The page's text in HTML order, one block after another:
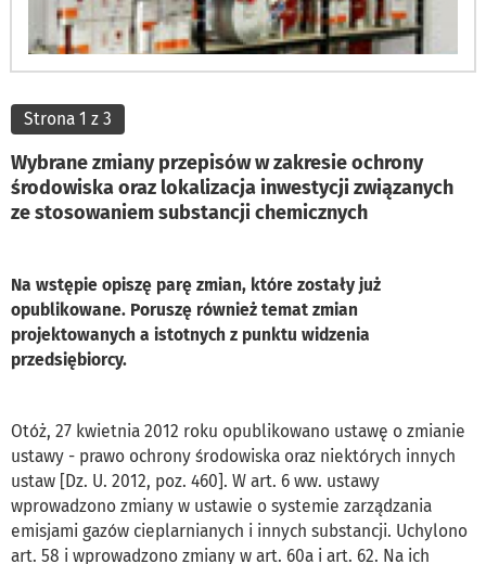
Strona 1 z 3
Wybrane zmiany przepisów w zakresie ochrony
środowiska oraz lokalizacja inwestycji związanych
ze stosowaniem substancji chemicznych
Na wstępie opiszę parę zmian, które zostały już
opublikowane. Poruszę również temat zmian
projektowanych a istotnych z punktu widzenia
przedsiębiorcy.
Otóż, 27 kwietnia 2012 roku opublikowano ustawę o zmianie
ustawy - prawo ochrony środowiska oraz niektórych innych
ustaw [Dz. U. 2012, poz. 460]. W art. 6 ww. ustawy
wprowadzono zmiany w ustawie o systemie zarządzania
emisjami gazów cieplarnianych i innych substancji. Uchylono
art. 58 i wprowadzono zmiany w art. 60a i art. 62. Na ich